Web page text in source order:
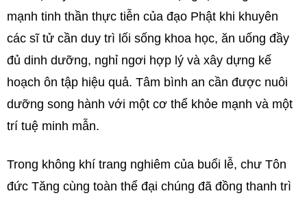
mạnh tinh thần thực tiễn của đạo Phật khi khuyên
các sĩ tử cần duy trì lối sống khoa học, ăn uống đầy
đủ dinh dưỡng, nghỉ ngơi hợp lý và xây dựng kế
hoạch ôn tập hiệu quả. Tâm bình an cần được nuôi
dưỡng song hành với một cơ thể khỏe mạnh và một
trí tuệ minh mẫn.
Trong không khí trang nghiêm của buổi lễ, chư Tôn
đức Tăng cùng toàn thể đại chúng đã đồng thanh trì